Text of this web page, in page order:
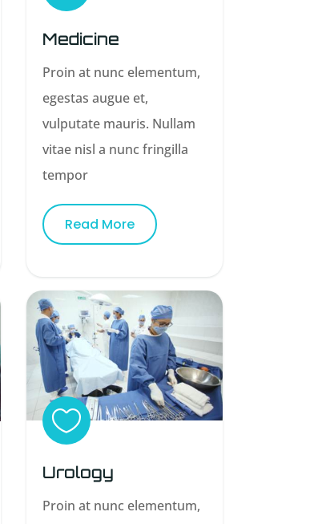
Medicine
Proin at nunc elementum,
egestas augue et,
vulputate mauris. Nullam
vitae nisl a nunc fringilla
tempor
Read More

Urology
Proin at nunc elementum,